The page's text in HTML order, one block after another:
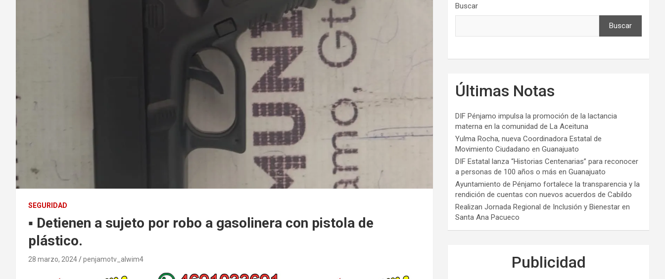
SEGURIDAD
▪︎ Detienen a sujeto por robo a gasolinera con pistola de
plástico.
28 marzo, 2024 penjamotv_alwim4
Buscar
Buscar
Últimas Notas
DIF Pénjamo impulsa la promoción de la lactancia
materna en la comunidad de La Aceituna
Yulma Rocha, nueva Coordinadora Estatal de
Movimiento Ciudadano en Guanajuato
DIF Estatal lanza “Historias Centenarias” para reconocer
a personas de 100 años o más en Guanajuato
Ayuntamiento de Pénjamo fortalece la transparencia y la
rendición de cuentas con nuevos acuerdos de Cabildo
Realizan Jornada Regional de Inclusión y Bienestar en
Santa Ana Pacueco
Publicidad